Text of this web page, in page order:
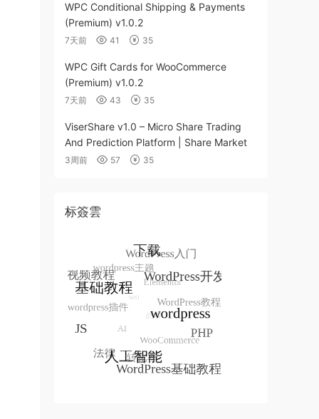
WPC Conditional Shipping & Payments
(Premium) v1.0.2
7天前 41 35
WPC Gift Cards for WooCommerce
(Premium) v1.0.2
7天前 43 35
ViserShare v1.0 – Micro Share Trading
And Prediction Platform | Share Market
3周前 57 35
标簽雲